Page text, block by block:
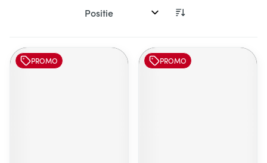
Sorteer op:
PROMO PROMO